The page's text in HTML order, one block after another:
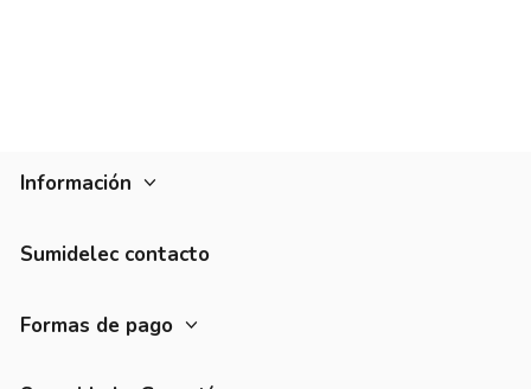
Información
Sumidelec contacto
Formas de pago